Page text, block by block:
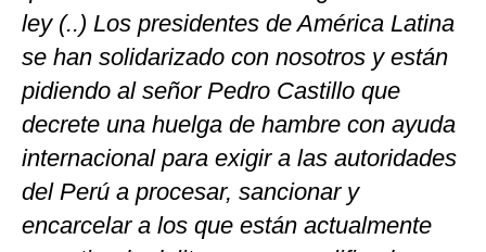
ley (..) Los presidentes de América Latina
se han solidarizado con nosotros y están
pidiendo al señor Pedro Castillo que
decrete una huelga de hambre con ayuda
internacional para exigir a las autoridades
del Perú a procesar, sancionar y
encarcelar a los que están actualmente